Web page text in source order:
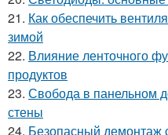
21. Как обеспечить
зимой
22. Влияние ленточного
продуктов
23. Свобода в панельном
стены
24. Безопасный демонтаж